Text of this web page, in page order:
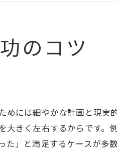
見極める成功のヒント
訣を解説
すさを実感する要素
考に設備選びを工夫
イント活用術紹介
のコツ
には細やかな計画と現実
きく左右するからです。
」と満足するケースが多